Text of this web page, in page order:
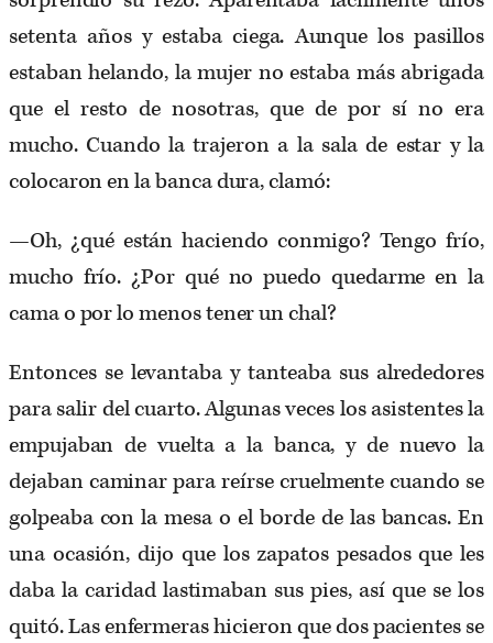
setenta años y estaba ciega. Aunque los pasillos
estaban helando, la mujer no estaba más abrigada
que el resto de nosotras, que de por sí no era
mucho. Cuando la trajeron a la sala de estar y la
colocaron en la banca dura, clamó:
—Oh, ¿qué están haciendo conmigo? Tengo frío,
mucho frío. ¿Por qué no puedo quedarme en la
cama o por lo menos tener un chal?
Entonces se levantaba y tanteaba sus alrededores
para salir del cuarto. Algunas veces los asistentes la
empujaban de vuelta a la banca, y de nuevo la
dejaban caminar para reírse cruelmente cuando se
golpeaba con la mesa o el borde de las bancas. En
una ocasión, dijo que los zapatos pesados que les
daba la caridad lastimaban sus pies, así que se los
quitó. Las enfermeras hicieron que dos pacientes se